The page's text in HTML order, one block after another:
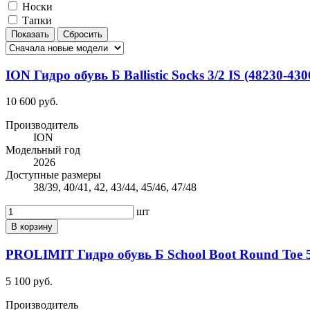
Носки
Тапки
ION Гидро обувь Б Ballistic Socks 3/2 IS (48230-
10 600 руб.
Производитель
ION
Модельный год
2026
Доступные размеры
38/39, 40/41, 42, 43/44, 45/46, 47/48
шт
В корзину
PROLIMIT Гидро обувь Б School Boot Round Toe
5 100 руб.
Производитель